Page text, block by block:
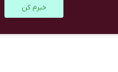
خبرم کن